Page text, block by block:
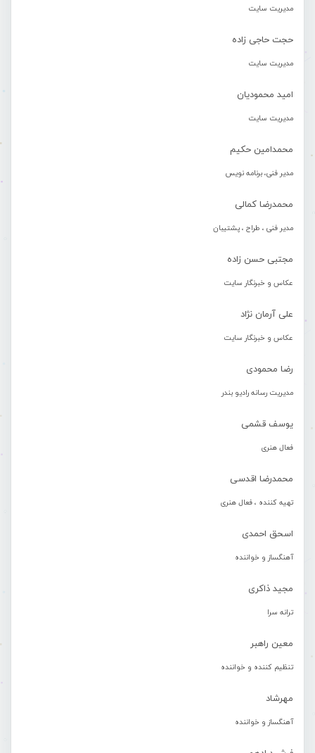
مدیریت سایت
حجت حاجی زاده
مدیریت سایت
امید محمودیان
مدیریت سایت
محمدامین حکیم
مدیر فنی، برنامه نویس
محمدرضا کمالی
مدیر فنی ، طراح ، پشتیبان
مجتبی حسن زاده
عکاس و خبرنگار سایت
علی آرمان نژاد
عکاس و خبرنگار سایت
رضا محمودی
مدیریت رسانه رادیو بندر
یوسف قشمی
فعال هنری
محمدرضا اقدسی
تهیه کننده ، فعال هنری
اسحق احمدی
آهنگساز و خواننده
مجید ذاکری
ترانه سرا
معین راهبر
تنظیم کننده و خواننده
مهرشاد
آهنگساز و خواننده